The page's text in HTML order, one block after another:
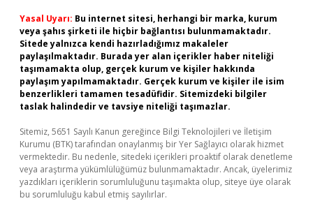
Yasal Uyarı: Bu internet sitesi, herhangi bir marka, kurum
veya şahıs şirketi ile hiçbir bağlantısı bulunmamaktadır.
Sitede yalnızca kendi hazırladığımız makaleler
paylaşılmaktadır. Burada yer alan içerikler haber niteliği
taşımamakta olup, gerçek kurum ve kişiler hakkında
paylaşım yapılmamaktadır. Gerçek kurum ve kişiler ile isim
benzerlikleri tamamen tesadüfidir. Sitemizdeki bilgiler
taslak halindedir ve tavsiye niteliği taşımazlar.
Sitemiz, 5651 Sayılı Kanun gereğince Bilgi Teknolojileri ve İletişim
Kurumu (BTK) tarafından onaylanmış bir Yer Sağlayıcı olarak hizmet
vermektedir. Bu nedenle, sitedeki içerikleri proaktif olarak denetleme
veya araştırma yükümlülüğümüz bulunmamaktadır. Ancak, üyelerimiz
yazdıkları içeriklerin sorumluluğunu taşımakta olup, siteye üye olarak
bu sorumluluğu kabul etmiş sayılırlar.